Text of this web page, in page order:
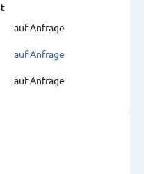
auf Anfrage
auf Anfrage
auf Anfrage